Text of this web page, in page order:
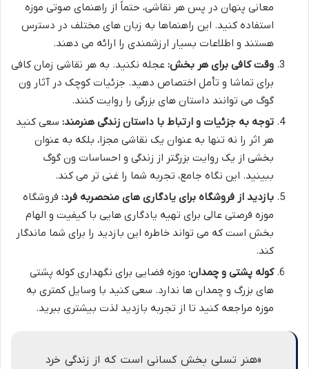
معانی پنهان در پس هر نقاشی، حتماً از راهنمای صوتی موزه
استفاده کنید. این راهنماها به زبان های مختلف در دسترس
هستند و اطلاعات بسیار ارزشمندی را ارائه می دهند.
وقت کافی برای هر بخش: عجله نکنید. به هر نقاشی زمان کافی
برای تماشا و تأمل اختصاص دهید. جزئیات کوچک در آثار ون
گوگ می توانند داستان های بزرگی را روایت کنند.
توجه به جزئیات و ارتباط با داستان زندگی هنرمند: سعی کنید
هر اثر را نه تنها به عنوان یک نقاشی مجزا، بلکه به عنوان
بخشی از یک روایت بزرگتر از زندگی و احساسات ون گوگ
ببینید. این نگاه جامع، تجربه شما را غنی تر می کند.
بازدید از فروشگاه برای یادگاری های منحصربه فرد: فروشگاه
موزه فرصتی عالی برای تهیه یادگاری هایی با کیفیت و الهام
بخش است که می تواند خاطره این بازدید را برای شما ماندگار
کند.
کوله پشتی و چمدان: موزه فضایی برای نگهداری کوله پشتی
های بزرگ و چمدان ها ندارد. سعی کنید با وسایل کمتری به
موزه مراجعه کنید تا از تجربه بازدید لذت بیشتری ببرید.
«هنر تسلی بخش کسانی است که از زندگی خرد